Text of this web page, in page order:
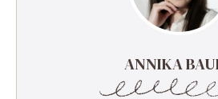
ANNIKA